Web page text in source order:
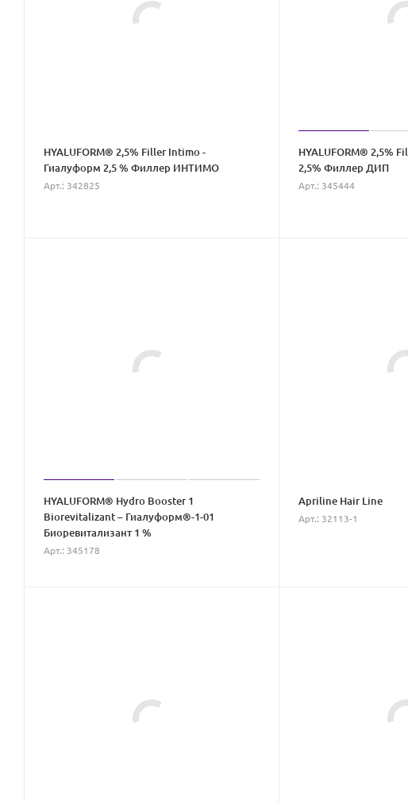
HYALUFORM® 2,5% Filler Intimo -
Гиалуформ 2,5 % Филлер ИНТИМО
Арт.: 342825
HYALUFORM® 2,5%
2,5% Филлер ДИП
Арт.: 345444
HYALUFORM® Hydro Booster 1
Biorevitalizant – Гиалуформ®-1-01
Биоревитализант 1 %
Арт.: 345178
Apriline Hair Line
Арт.: 32113-1